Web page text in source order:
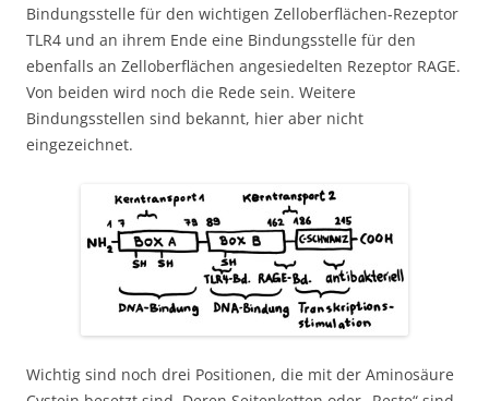
Bindungsstelle für den wichtigen Zelloberflächen-Rezeptor
TLR4 und an ihrem Ende eine Bindungsstelle für den
ebenfalls an Zelloberflächen angesiedelten Rezeptor RAGE.
Von beiden wird noch die Rede sein. Weitere
Bindungsstellen sind bekannt, hier aber nicht
eingezeichnet.
Wichtig sind noch drei Positionen, die mit der Aminosäure